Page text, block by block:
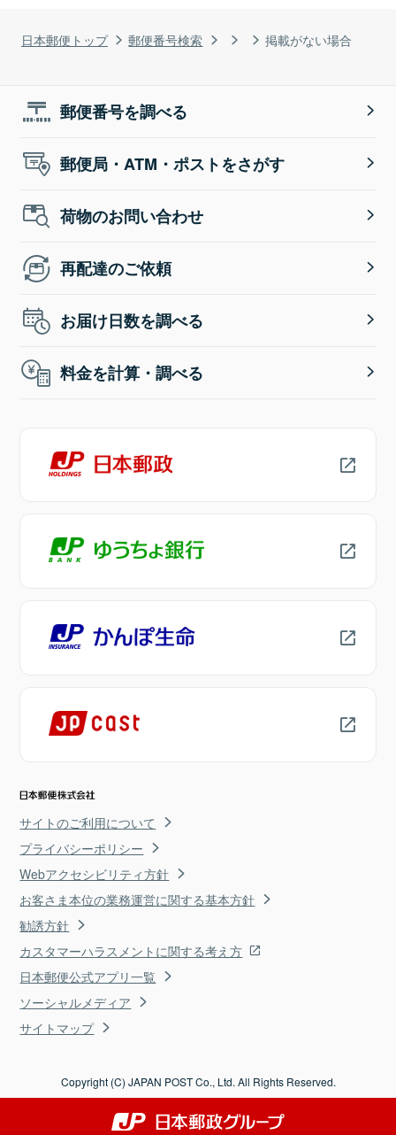
日本郵便トップ 郵便番号検索 掲載がない場合
郵便番号を調べる
郵便局・ATM・ポストをさがす
荷物のお問い合わせ
再配達のご依頼
お届け日数を調べる
料金を計算・調べる
サイトのご利用について
プライバシーポリシー
Webアクセシビリティ方針
お客さま本位の業務運営に関する基本方針
勧誘方針
カスタマーハラスメントに関する考え方
日本郵便公式アプリ一覧
ソーシャルメディア
サイトマップ
Copyright (C) JAPAN POST Co., Ltd. All Rights Reserved.